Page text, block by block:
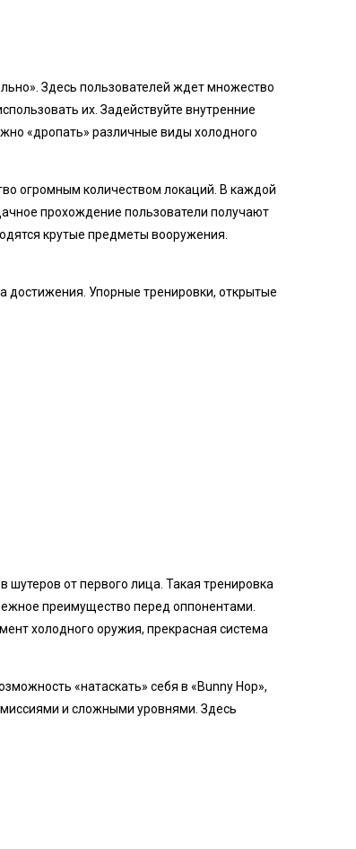
Здесь пользователей ждет множество
их. Задействуйте внутренние
«дропать» различные виды холодного
огромным количеством локаций. В каждой
прохождение пользователи получают
крутые предметы вооружения.
достижения. Упорные тренировки, открытые
от первого лица. Такая тренировка
преимущество перед оппонентами.
холодного оружия, прекрасная система
«натаскать» себя в «Bunny Hop»,
и сложными уровнями. Здесь